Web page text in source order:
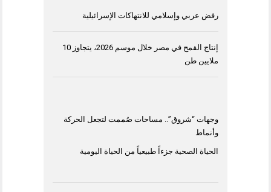
رفض عربي وإسلامي للانتهاكات الإسرائيلية
إنتاج القمح في مصر خلال موسم 2026، يتجاوز 10
ملايين طن
وجهات “شروق”.. مساحات صُممت لتجعل الحركة
وأنماط
الحياة الصحية جزءاً طبيعياً من الحياة اليومية